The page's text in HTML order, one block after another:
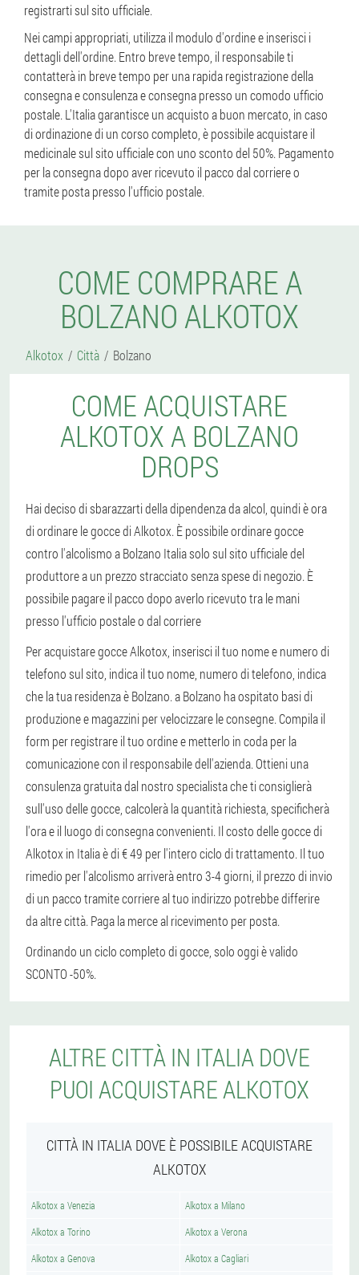
registrarti sul sito ufficiale.
Nei campi appropriati, utilizza il modulo d'ordine e inserisci i
dettagli dell'ordine. Entro breve tempo, il responsabile ti
contatterà in breve tempo per una rapida registrazione della
consegna e consulenza e consegna presso un comodo ufficio
postale. L'Italia garantisce un acquisto a buon mercato, in caso
di ordinazione di un corso completo, è possibile acquistare il
medicinale sul sito ufficiale con uno sconto del 50%. Pagamento
per la consegna dopo aver ricevuto il pacco dal corriere o
tramite posta presso l'ufficio postale.
COME COMPRARE A
BOLZANO ALKOTOX
Alkotox Città Bolzano
COME ACQUISTARE
ALKOTOX A BOLZANO
DROPS
Hai deciso di sbarazzarti della dipendenza da alcol, quindi è ora
di ordinare le gocce di Alkotox. È possibile ordinare gocce
contro l'alcolismo a Bolzano Italia solo sul sito ufficiale del
produttore a un prezzo stracciato senza spese di negozio. È
possibile pagare il pacco dopo averlo ricevuto tra le mani
presso l'ufficio postale o dal corriere
Per acquistare gocce Alkotox, inserisci il tuo nome e numero di
telefono sul sito, indica il tuo nome, numero di telefono, indica
che la tua residenza è Bolzano. a Bolzano ha ospitato basi di
produzione e magazzini per velocizzare le consegne. Compila il
form per registrare il tuo ordine e metterlo in coda per la
comunicazione con il responsabile dell'azienda. Ottieni una
consulenza gratuita dal nostro specialista che ti consiglierà
sull'uso delle gocce, calcolerà la quantità richiesta, specificherà
l'ora e il luogo di consegna convenienti. Il costo delle gocce di
Alkotox in Italia è di € 49 per l'intero ciclo di trattamento. Il tuo
rimedio per l'alcolismo arriverà entro 3-4 giorni, il prezzo di invio
di un pacco tramite corriere al tuo indirizzo potrebbe differire
da altre città. Paga la merce al ricevimento per posta.
Ordinando un ciclo completo di gocce, solo oggi è valido
SCONTO -50%.
ALTRE CITTÀ IN ITALIA DOVE
PUOI ACQUISTARE ALKOTOX
CITTÀ IN ITALIA DOVE È POSSIBILE ACQUISTARE
ALKOTOX
Alkotox a Venezia Alkotox a Milano
Alkotox a Torino Alkotox a Verona
Alkotox a Genova Alkotox a Cagliari